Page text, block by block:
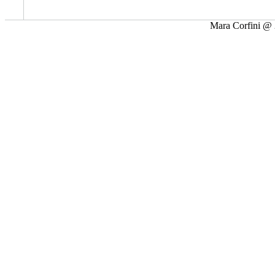
Mara Corfini @